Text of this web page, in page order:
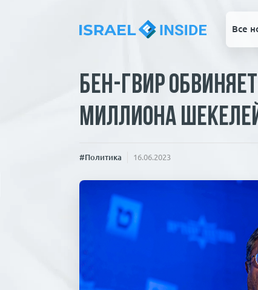
Все
Бен-Гвир
миллиона
#Политика 16.06.2023